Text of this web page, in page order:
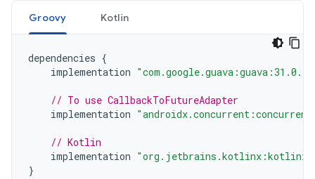
Groovy Kotlin
dependencies {
implementation
// To use CallbackToFutureAdapter
implementation
// Kotlin
implementation "org.jetbrains.kotlinx:kotlinx-
}